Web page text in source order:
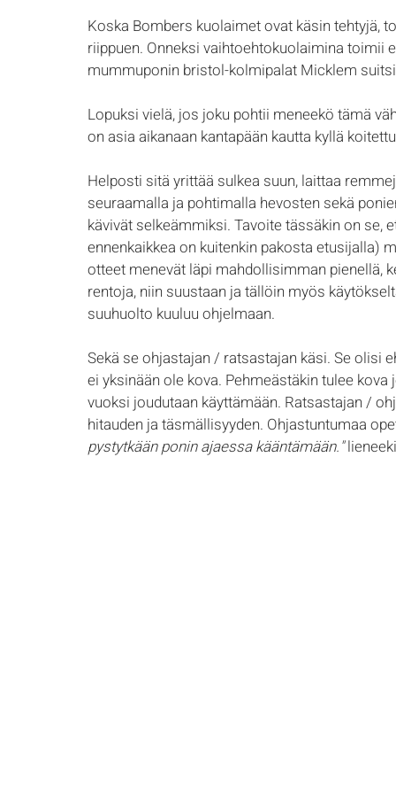
Koska Bombers kuolaimet ovat käsin tehtyjä,
riippuen. Onneksi vaihtoehtokuolaimina toimii
mummuponin bristol-kolmipalat Micklem
Lopuksi vielä, jos joku pohtii meneekö tämä
on asia aikanaan kantapään kautta kyllä
Helposti sitä yrittää sulkea suun, laittaa
seuraamalla ja pohtimalla hevosten sekä
kävivät selkeämmiksi. Tavoite tässäkin on
ennenkaikkea on kuitenkin pakosta etusijalla)
otteet menevät läpi mahdollisimman pienellä,
rentoja, niin suustaan ja tällöin myös
suuhuolto kuuluu ohjelmaan.
Sekä se ohjastajan / ratsastajan käsi. Se olisi
ei yksinään ole kova. Pehmeästäkin tulee
vuoksi joudutaan käyttämään. Ratsastajan /
hitauden ja täsmällisyyden. Ohjastuntumaa
pystytkään ponin ajaessa kääntämään."